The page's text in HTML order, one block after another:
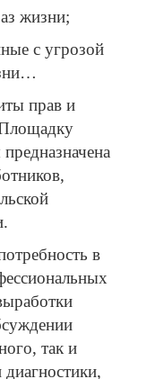
жизни;
с угрозой
прав и
в
так и
диагностики,